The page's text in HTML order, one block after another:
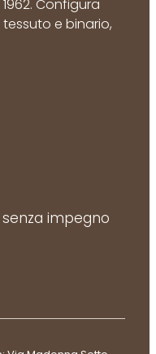
Configura
e binario,
impegno